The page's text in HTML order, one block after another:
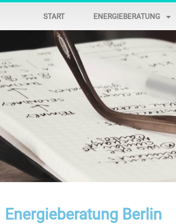
START ENERGIEBERATUNG
Energieberatung Berlin